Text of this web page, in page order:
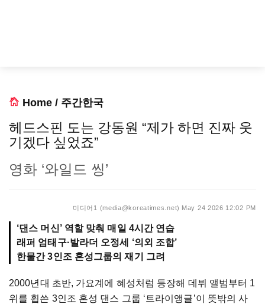
Home / 주간한국
헤드스핀 도는 강동원 “제가 하면 진짜 웃
기겠다 싶었죠”
영화 ‘와일드 씽’
미디어1 (media@koreatimes.net) May 24 2026 12:02 PM
‘댄스 머신’ 역할 맞춰 매일 4시간 연습
래퍼 엄태구·발라더 오정세 ‘의외 조합’
한물간 3인조 혼성그룹의 재기 그려
2000년대 초반, 가요계에 혜성처럼 등장해 데뷔 앨범부터 1
위를 휩쓴 3인조 혼성 댄스 그룹 ‘트라이앵글’이 뜻밖의 사